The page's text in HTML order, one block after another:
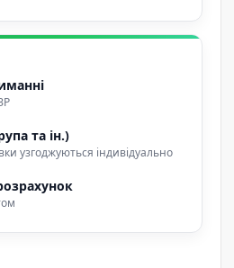
та ін.)
узгоджуються індивідуально